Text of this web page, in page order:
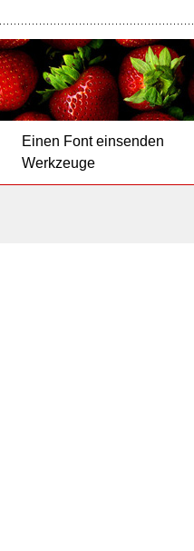
Einen Font einsenden
Werkzeuge